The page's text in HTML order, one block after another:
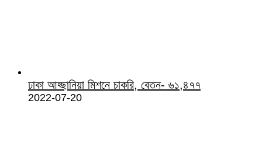
ঢাকা আহ্ছানিয়া মিশনে চাকরি, বেতন- ৬১,৪৭৭
2022-07-20